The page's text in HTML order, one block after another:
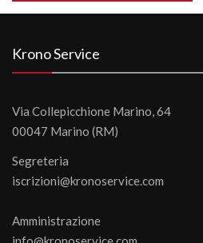
Krono Service
Via Collepicchione Marino, 64
00047 Marino (RM)
Segreteria
iscrizioni@kronoservice.com
Amministrazione